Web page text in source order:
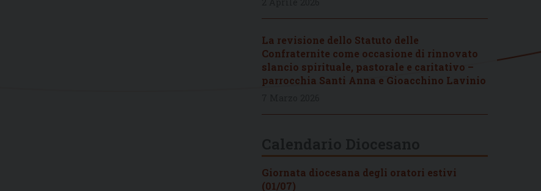
La revisione dello Statuto delle
Confraternite come occasione di rinnovato
slancio spirituale, pastorale e caritativo –
parrocchia Santi Anna e Gioacchino Lavinio
Giornata diocesana degli oratori estivi
(01/07)